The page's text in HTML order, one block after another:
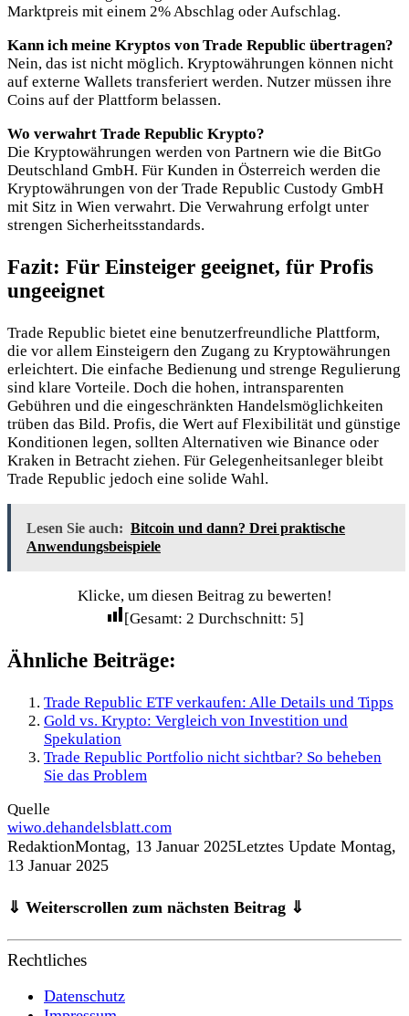
Marktpreis mit einem 2% Abschlag oder Aufschlag.
Kann ich meine Kryptos von Trade Republic übertragen?
Nein, das ist nicht möglich. Kryptowährungen können nicht
auf externe Wallets transferiert werden. Nutzer müssen ihre
Coins auf der Plattform belassen.
Wo verwahrt Trade Republic Krypto?
Die Kryptowährungen werden von Partnern wie die BitGo
Deutschland GmbH. Für Kunden in Österreich werden die
Kryptowährungen von der Trade Republic Custody GmbH
mit Sitz in Wien verwahrt. Die Verwahrung erfolgt unter
strengen Sicherheitsstandards.
Fazit: Für Einsteiger geeignet, für Profis
ungeeignet
Trade Republic bietet eine benutzerfreundliche Plattform,
die vor allem Einsteigern den Zugang zu Kryptowährungen
erleichtert. Die einfache Bedienung und strenge Regulierung
sind klare Vorteile. Doch die hohen, intransparenten
Gebühren und die eingeschränkten Handelsmöglichkeiten
trüben das Bild. Profis, die Wert auf Flexibilität und günstige
Konditionen legen, sollten Alternativen wie Binance oder
Kraken in Betracht ziehen. Für Gelegenheitsanleger bleibt
Trade Republic jedoch eine solide Wahl.
Lesen Sie auch: Bitcoin und dann? Drei praktische
Anwendungsbeispiele
Klicke, um diesen Beitrag zu bewerten!
[Gesamt: 2 Durchschnitt: 5]
Ähnliche Beiträge:
Trade Republic ETF verkaufen: Alle Details und Tipps
Gold vs. Krypto: Vergleich von Investition und
Spekulation
Trade Republic Portfolio nicht sichtbar? So beheben
Sie das Problem
Quelle
wiwo.dehandelsblatt.com
RedaktionMontag, 13 Januar 2025Letztes Update Montag,
13 Januar 2025
⇓ Weiterscrollen zum nächsten Beitrag ⇓
Rechtliches
Datenschutz